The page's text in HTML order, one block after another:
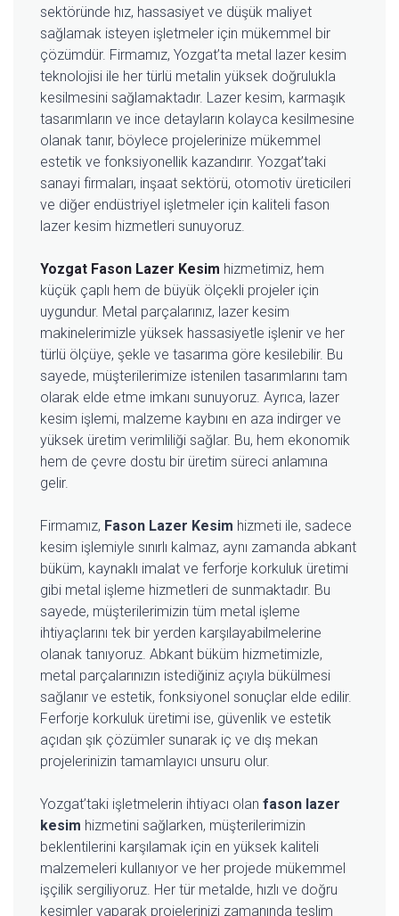
sektöründe hız, hassasiyet ve düşük maliyet
sağlamak isteyen işletmeler için mükemmel bir
çözümdür. Firmamız, Yozgat’ta metal lazer kesim
teknolojisi ile her türlü metalin yüksek doğrulukla
kesilmesini sağlamaktadır. Lazer kesim, karmaşık
tasarımların ve ince detayların kolayca kesilmesine
olanak tanır, böylece projelerinize mükemmel
estetik ve fonksiyonellik kazandırır. Yozgat’taki
sanayi firmaları, inşaat sektörü, otomotiv üreticileri
ve diğer endüstriyel işletmeler için kaliteli fason
lazer kesim hizmetleri sunuyoruz.
Yozgat Fason Lazer Kesim hizmetimiz, hem
küçük çaplı hem de büyük ölçekli projeler için
uygundur. Metal parçalarınız, lazer kesim
makinelerimizle yüksek hassasiyetle işlenir ve her
türlü ölçüye, şekle ve tasarıma göre kesilebilir. Bu
sayede, müşterilerimize istenilen tasarımlarını tam
olarak elde etme imkanı sunuyoruz. Ayrıca, lazer
kesim işlemi, malzeme kaybını en aza indirger ve
yüksek üretim verimliliği sağlar. Bu, hem ekonomik
hem de çevre dostu bir üretim süreci anlamına
gelir.
Firmamız, Fason Lazer Kesim hizmeti ile, sadece
kesim işlemiyle sınırlı kalmaz, aynı zamanda abkant
büküm, kaynaklı imalat ve ferforje korkuluk üretimi
gibi metal işleme hizmetleri de sunmaktadır. Bu
sayede, müşterilerimizin tüm metal işleme
ihtiyaçlarını tek bir yerden karşılayabilmelerine
olanak tanıyoruz. Abkant büküm hizmetimizle,
metal parçalarınızın istediğiniz açıyla bükülmesi
sağlanır ve estetik, fonksiyonel sonuçlar elde edilir.
Ferforje korkuluk üretimi ise, güvenlik ve estetik
açıdan şık çözümler sunarak iç ve dış mekan
projelerinizin tamamlayıcı unsuru olur.
Yozgat’taki işletmelerin ihtiyacı olan fason lazer
kesim hizmetini sağlarken, müşterilerimizin
beklentilerini karşılamak için en yüksek kaliteli
malzemeleri kullanıyor ve her projede mükemmel
işçilik sergiliyoruz. Her tür metalde, hızlı ve doğru
kesimler yaparak projelerinizi zamanında teslim